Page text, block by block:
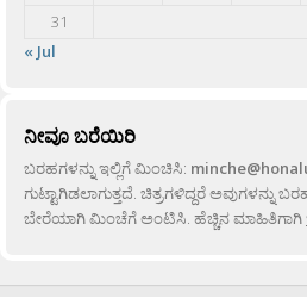
31
« Jul
ನೀವೂ ಬರೆಯಿರಿ
ಬರಹಗಳನ್ನು ಇಲ್ಲಿಗೆ ಮಿಂಚಿಸಿ:
ಗುಟ್ಟಾಗಿಡಲಾಗುತ್ತದೆ. ಚಿತ್ರಗಳಿದ್ದರೆ
ಬೇರೆಯಾಗಿ ಮಿಂಚೆಗೆ ಅಂಟಿಸಿ. ಹೆಚ್ಚಿನ ಮಾಹಿತಿಗಾಗಿ